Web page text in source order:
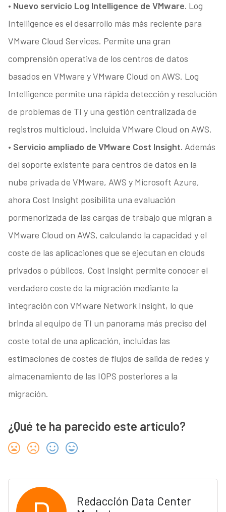
• Nuevo servicio Log Intelligence de VMware. Log
Intelligence es el desarrollo más más reciente para
VMware Cloud Services. Permite una gran
comprensión operativa de los centros de datos
basados en VMware y VMware Cloud on AWS. Log
Intelligence permite una rápida detección y resolución
de problemas de TI y una gestión centralizada de
registros multicloud, incluida VMware Cloud on AWS.
• Servicio ampliado de VMware Cost Insight. Además
del soporte existente para centros de datos en la
nube privada de VMware, AWS y Microsoft Azure,
ahora Cost Insight posibilita una evaluación
pormenorizada de las cargas de trabajo que migran a
VMware Cloud on AWS, calculando la capacidad y el
coste de las aplicaciones que se ejecutan en clouds
privados o públicos. Cost Insight permite conocer el
verdadero coste de la migración mediante la
integración con VMware Network Insight, lo que
brinda al equipo de TI un panorama más preciso del
coste total de una aplicación, incluidas las
estimaciones de costes de flujos de salida de redes y
almacenamiento de las IOPS posteriores a la
migración.
¿Qué te ha parecido este artículo?
Redacción Data Center